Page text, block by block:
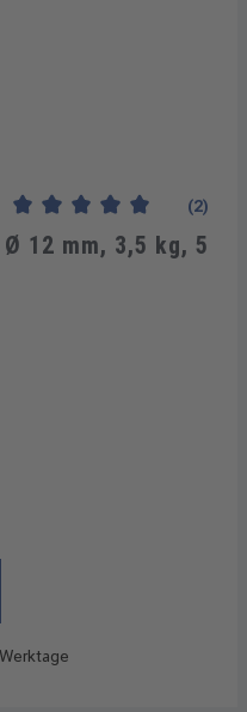
Durchschnittliche
(2)
12 mm, 3,5 kg, 5